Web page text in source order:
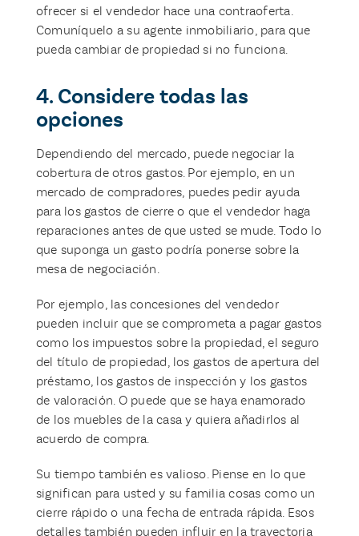
ofrecer si el vendedor hace una contraoferta.
Comuníquelo a su agente inmobiliario, para que
pueda cambiar de propiedad si no funciona.
4. Considere todas las
opciones
Dependiendo del mercado, puede negociar la
cobertura de otros gastos. Por ejemplo, en un
mercado de compradores, puedes pedir ayuda
para los gastos de cierre o que el vendedor haga
reparaciones antes de que usted se mude. Todo lo
que suponga un gasto podría ponerse sobre la
mesa de negociación.
Por ejemplo, las concesiones del vendedor
pueden incluir que se comprometa a pagar gastos
como los impuestos sobre la propiedad, el seguro
del título de propiedad, los gastos de apertura del
préstamo, los gastos de inspección y los gastos
de valoración. O puede que se haya enamorado
de los muebles de la casa y quiera añadirlos al
acuerdo de compra.
Su tiempo también es valioso. Piense en lo que
significan para usted y su familia cosas como un
cierre rápido o una fecha de entrada rápida. Esos
detalles también pueden influir en la trayectoria